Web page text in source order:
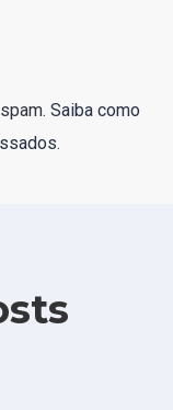
Saiba como
.